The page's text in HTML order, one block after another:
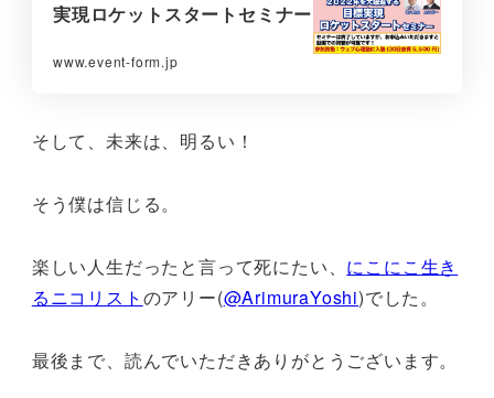
実現ロケットスタートセミナー
www.event-form.jp
そして、未来は、明るい！
そう僕は信じる。
楽しい人生だったと言って死にたい、 にこにこ生き
るニコリスト のアリー(@ArimuraYoshi)でした。
最後まで、読んでいただきありがとうございます。